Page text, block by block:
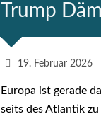
Trump
19. Februar 2026
Euro­pa ist gera­de
seits des Atlan­tik